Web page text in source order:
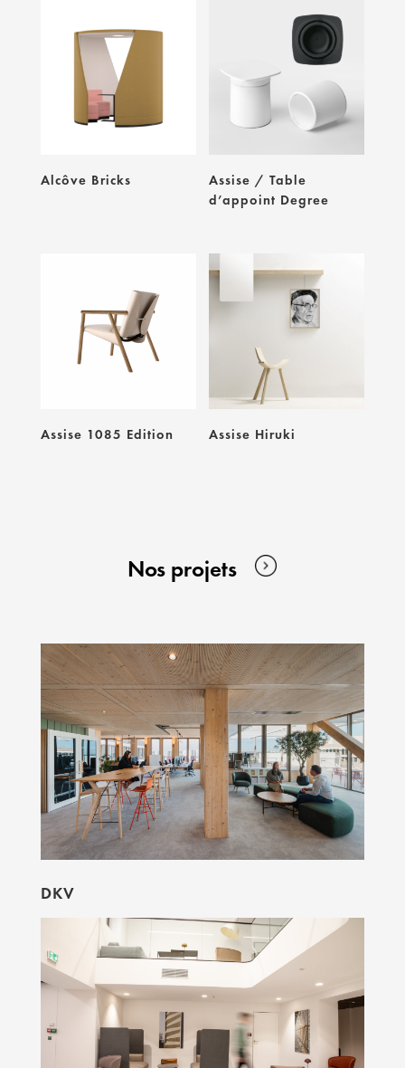
Alcôve Bricks
Assise / Table
d’appoint Degree
Assise 1085 Edition Assise Hiruki
Nos projets
DKV